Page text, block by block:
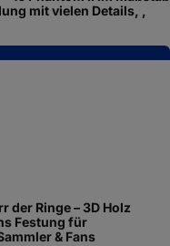
mit vielen Details, ,
der Ringe – 3D Holz
Festung für
& Fans